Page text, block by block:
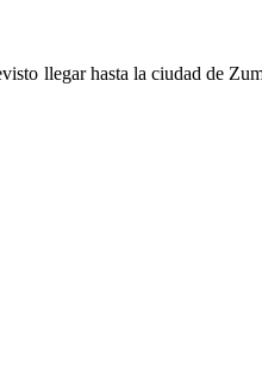
llegar hasta la ciudad de